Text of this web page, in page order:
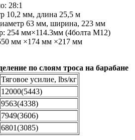
28:1
10,2 мм, длина 25,5 м
63 мм, ширина, 223 мм
254 мм×114.3мм (4болта M12)
мм ×174 мм ×217 мм
по слоям троса на барабане
Тяговое усилие, lbs/кг
12000(5443)
9563(4338)
7949(3606)
6801(3085)